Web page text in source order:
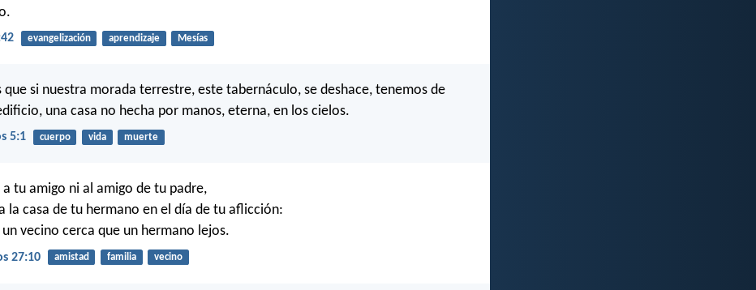
evangelización aprendizaje Mesías
que si nuestra morada terrestre, este tabernáculo, se deshace, tenemos de
una casa no hecha por manos, eterna, en los cielos.
5:1 cuerpo vida muerte
a tu amigo ni al amigo de tu padre,
la casa de tu hermano en el día de tu aflicción:
vecino cerca que un hermano lejos.
27:10 amistad familia vecino